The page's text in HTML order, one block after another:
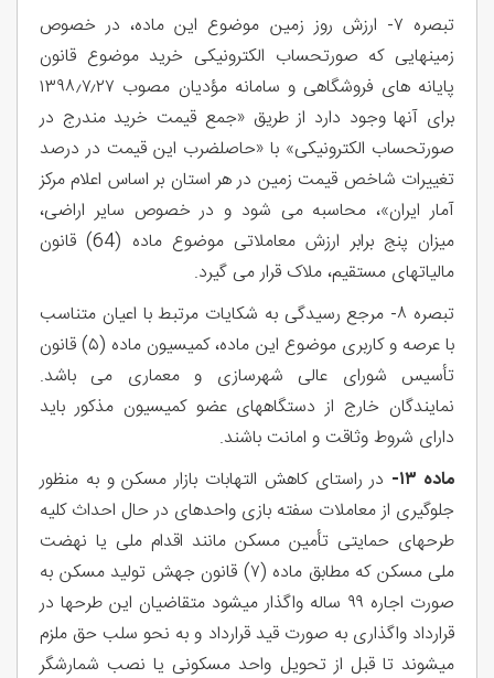
تبصره ۷- ارزش روز زمین موضوع این ماده، در خصوص
زمینهایی که صورتحساب الکترونیکی خرید موضوع قانون
پایانه های فروشگاهی و سامانه مؤدیان مصوب ۱۳۹۸٫۷٫۲۷
برای آنها وجود دارد از طریق «جمع قیمت خرید مندرج در
صورتحساب الکترونیکی» با «حاصلضرب این قیمت در درصد
تغییرات شاخص قیمت زمین در هر استان بر اساس اعلام مرکز
آمار ایران»، محاسبه می شود و در خصوص سایر اراضی،
میزان پنج برابر ارزش معاملاتی موضوع ماده (64) قانون
مالیاتهای مستقیم، ملاک قرار می گیرد.
تبصره ۸- مرجع رسیدگی به شکایات مرتبط با اعیان متناسب
با عرصه و کاربری موضوع این ماده، کمیسیون ماده (۵) قانون
تأسیس شورای عالی شهرسازی و معماری می باشد.
نمایندگان خارج از دستگاههای عضو کمیسیون مذکور باید
دارای شروط وثاقت و امانت باشند.
ماده ۱۳-
در راستای کاهش التهابات بازار مسکن و به منظور
جلوگیری از معاملات سفته بازی واحدهای در حال احداث کلیه
طرحهای حمایتی تأمین مسکن مانند اقدام ملی یا نهضت
ملی مسکن که مطابق ماده (۷) قانون جهش تولید مسکن به
صورت اجاره ۹۹ ساله واگذار میشود متقاضیان این طرحها در
قرارداد واگذاری به صورت قید قرارداد و به نحو سلب حق ملزم
میشوند تا قبل از تحویل واحد مسکونی یا نصب شمارشگر